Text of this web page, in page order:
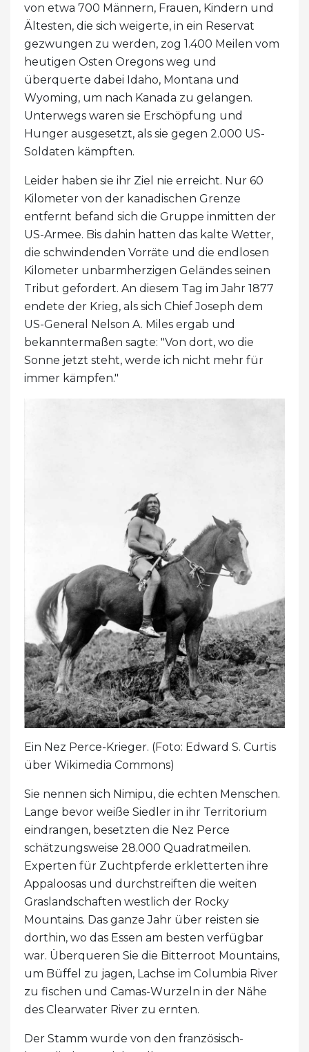
von etwa 700 Männern, Frauen, Kindern und
Ältesten, die sich weigerte, in ein Reservat
gezwungen zu werden, zog 1.400 Meilen vom
heutigen Osten Oregons weg und
überquerte dabei Idaho, Montana und
Wyoming, um nach Kanada zu gelangen.
Unterwegs waren sie Erschöpfung und
Hunger ausgesetzt, als sie gegen 2.000 US-
Soldaten kämpften.
Leider haben sie ihr Ziel nie erreicht. Nur 60
Kilometer von der kanadischen Grenze
entfernt befand sich die Gruppe inmitten der
US-Armee. Bis dahin hatten das kalte Wetter,
die schwindenden Vorräte und die endlosen
Kilometer unbarmherzigen Geländes seinen
Tribut gefordert. An diesem Tag im Jahr 1877
endete der Krieg, als sich Chief Joseph dem
US-General Nelson A. Miles ergab und
bekanntermaßen sagte: "Von dort, wo die
Sonne jetzt steht, werde ich nicht mehr für
immer kämpfen."
Ein Nez Perce-Krieger. (Foto: Edward S. Curtis
über Wikimedia Commons)
Sie nennen sich Nimipu, die echten Menschen.
Lange bevor weiße Siedler in ihr Territorium
eindrangen, besetzten die Nez Perce
schätzungsweise 28.000 Quadratmeilen.
Experten für Zuchtpferde erkletterten ihre
Appaloosas und durchstreiften die weiten
Graslandschaften westlich der Rocky
Mountains. Das ganze Jahr über reisten sie
dorthin, wo das Essen am besten verfügbar
war. Überqueren Sie die Bitterroot Mountains,
um Büffel zu jagen, Lachse im Columbia River
zu fischen und Camas-Wurzeln in der Nähe
des Clearwater River zu ernten.
Der Stamm wurde von den französisch-